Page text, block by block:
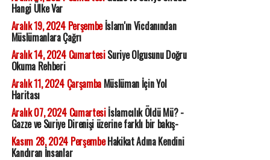
Hangi Ülke Var
Aralık 19, 2024 Perşembeİslam'ın Vicdanından
Müslümanlara Çağrı
Aralık 14, 2024 CumartesiSuriye Olgusunu Doğru
Okuma Rehberi
Aralık 11, 2024 ÇarşambaMüslüman İçin Yol
Haritası
Aralık 07, 2024 Cumartesiİslamcılık Öldü Mü? -
Gazze ve Suriye Direnişi üzerine farklı bir bakış-
Kasım 28, 2024 PerşembeHakikat Adına Kendini
Kandıran İnsanlar